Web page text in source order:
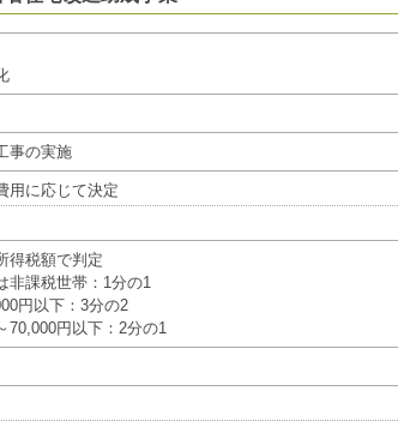
事の実施
用に応じて決定
得税額で判定
非課税世帯：1分の1
円以下：3分の2
70,000円以下：2分の1